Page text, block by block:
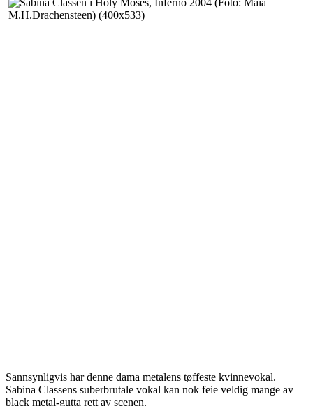
Sannsynligvis har denne dama metalens tøffeste kvinnevokal.
Sabina Classens suberbrutale vokal kan nok feie veldig mange av
black metal-gutta rett av scenen.